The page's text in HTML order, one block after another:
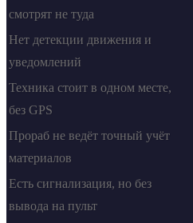
смотрят не туда
Нет детекции движения и
уведомлений
Техника стоит в одном месте,
без GPS
Прораб не ведёт точный учёт
материалов
Есть сигнализация, но без
вывода на пульт